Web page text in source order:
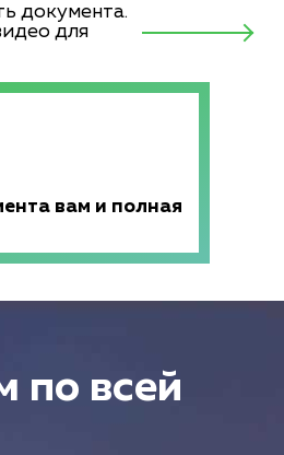
документа.
для
вам и полная
по всей